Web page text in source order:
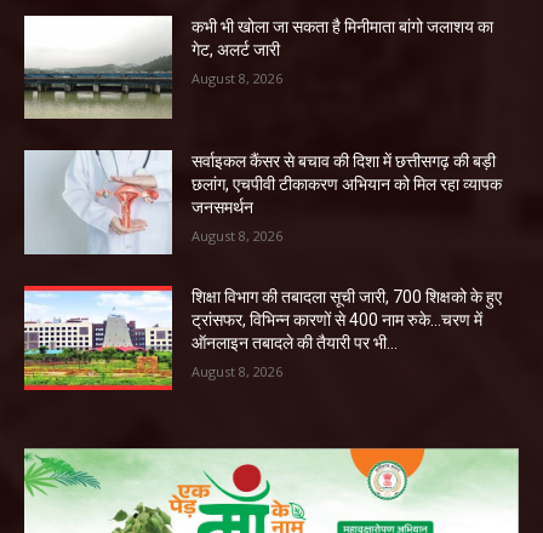
कभी भी खोला जा सकता है मिनीमाता बांगो जलाशय का
गेट, अलर्ट जारी
August 8, 2026
सर्वाइकल कैंसर से बचाव की दिशा में छत्तीसगढ़ की बड़ी
छलांग, एचपीवी टीकाकरण अभियान को मिल रहा व्यापक
जनसमर्थन
August 8, 2026
शिक्षा विभाग की तबादला सूची जारी, 700 शिक्षको के हुए
ट्रांसफर, विभिन्न कारणों से 400 नाम रुके…चरण में
ऑनलाइन तबादले की तैयारी पर भी...
August 8, 2026